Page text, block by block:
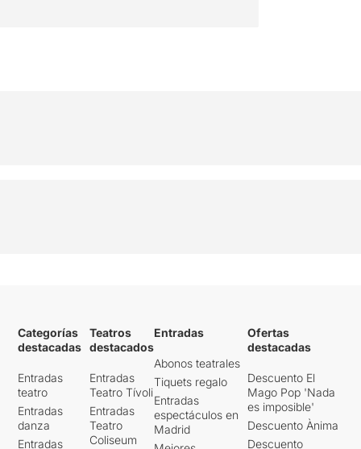
Categorías
destacadas
Entradas
teatro
Entradas
danza
Entradas
Teatros
destacados
Entradas
Teatro Tívoli
Entradas
Teatro
Coliseum
Entradas
Abonos teatrales
Tiquets regalo
Entradas
espectáculos en
Madrid
Ofertas
destacadas
Descuento El
Mago Pop 'Nada
es imposible'
Descuento Ànima
Descuento